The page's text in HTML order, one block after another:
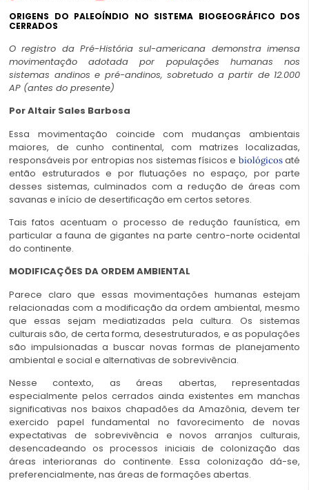
ORIGENS DO PALEOÍNDIO NO SISTEMA BIOGEOGRÁFICO DOS
CERRADOS
O registro da Pré-História sul-americana demonstra imensa
movimentação adotada por populações humanas nos
sistemas andinos e pré-andinos, sobretudo a partir de 12.000
AP (antes do presente)
PorAltair Sales Barbosa
Essa movimentação coincide com mudanças ambientais
maiores, de cunho continental, com matrizes localizadas,
responsáveis por entropias nos sistemas físicos e biológicosaté
então estruturados e por flutuações no espaço, por parte
desses sistemas, culminados com a redução de áreas com
savanas e início de desertificação em certos setores.
Tais fatos acentuam o processo de redução faunística, em
particular a fauna de gigantes na parte centro-norte ocidental
do continente.
MODIFICAÇÕES DA ORDEM AMBIENTAL
Parece claro que essas movimentações humanas estejam
relacionadas com a modificação da ordem ambiental, mesmo
que essas sejam mediatizadas pela cultura. Os sistemas
culturais são, de certa forma, desestruturados, e as populações
são impulsionadas a buscar novas formas de planejamento
ambiental e social e alternativas de sobrevivência.
Nesse contexto, as áreas abertas, representadas
especialmente pelos cerrados ainda existentes em manchas
significativas nos baixos chapadões da Amazônia, devem ter
exercido papel fundamental no favorecimento de novas
expectativas de sobrevivência e novos arranjos culturais,
desencadeando os processos iniciais de colonização das
áreas interioranas do continente. Essa colonização dá-se,
preferencialmente, nas áreas de formações abertas.